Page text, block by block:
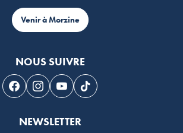
Venir à Morzine
NOUS SUIVRE
Suivez-nous sur Facebook
Suivez-nous sur Instagram
Suivez-nous sur Youtube
Suivez-nous sur
NEWSLETTER